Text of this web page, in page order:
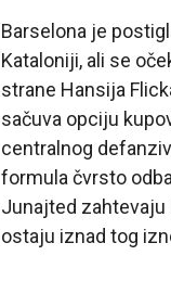
Barselona je
Kataloniji, ali se
strane Hansija
sačuva opciju
centralnog
formula čvrsto
Junajted zahtevaju
ostaju iznad tog